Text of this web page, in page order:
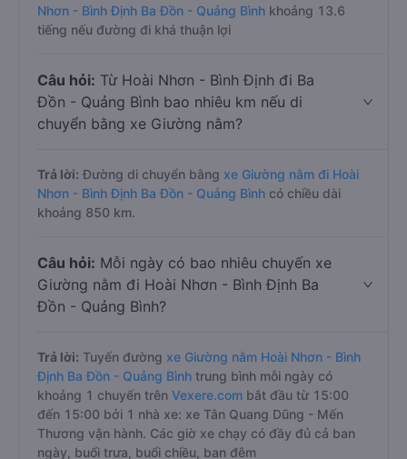
Nhơn - Bình Định Ba Đồn - Quảng Bình khoảng 13.6
tiếng nếu đường đi khá thuận lợi
Câu hỏi: Từ Hoài Nhơn - Bình Định đi Ba
Đồn - Quảng Bình bao nhiêu km nếu di
chuyển bằng xe Giường nằm?
Trả lời: Đường di chuyển bằng xe Giường nằm đi Hoài
Nhơn - Bình Định Ba Đồn - Quảng Bình có chiều dài
khoảng 850 km.
Câu hỏi: Mỗi ngày có bao nhiêu chuyến xe
Giường nằm đi Hoài Nhơn - Bình Định Ba
Đồn - Quảng Bình?
Trả lời: Tuyến đường xe Giường nằm Hoài Nhơn - Bình
Định Ba Đồn - Quảng Bình trung bình mỗi ngày có
khoảng 1 chuyến trên Vexere.com bắt đầu từ 15:00
đến 15:00 bởi 1 nhà xe: xe Tân Quang Dũng - Mến
Thương vận hành. Các giờ xe chạy có đầy đủ cả ban
ngày, buổi trưa, buổi chiều, ban đêm